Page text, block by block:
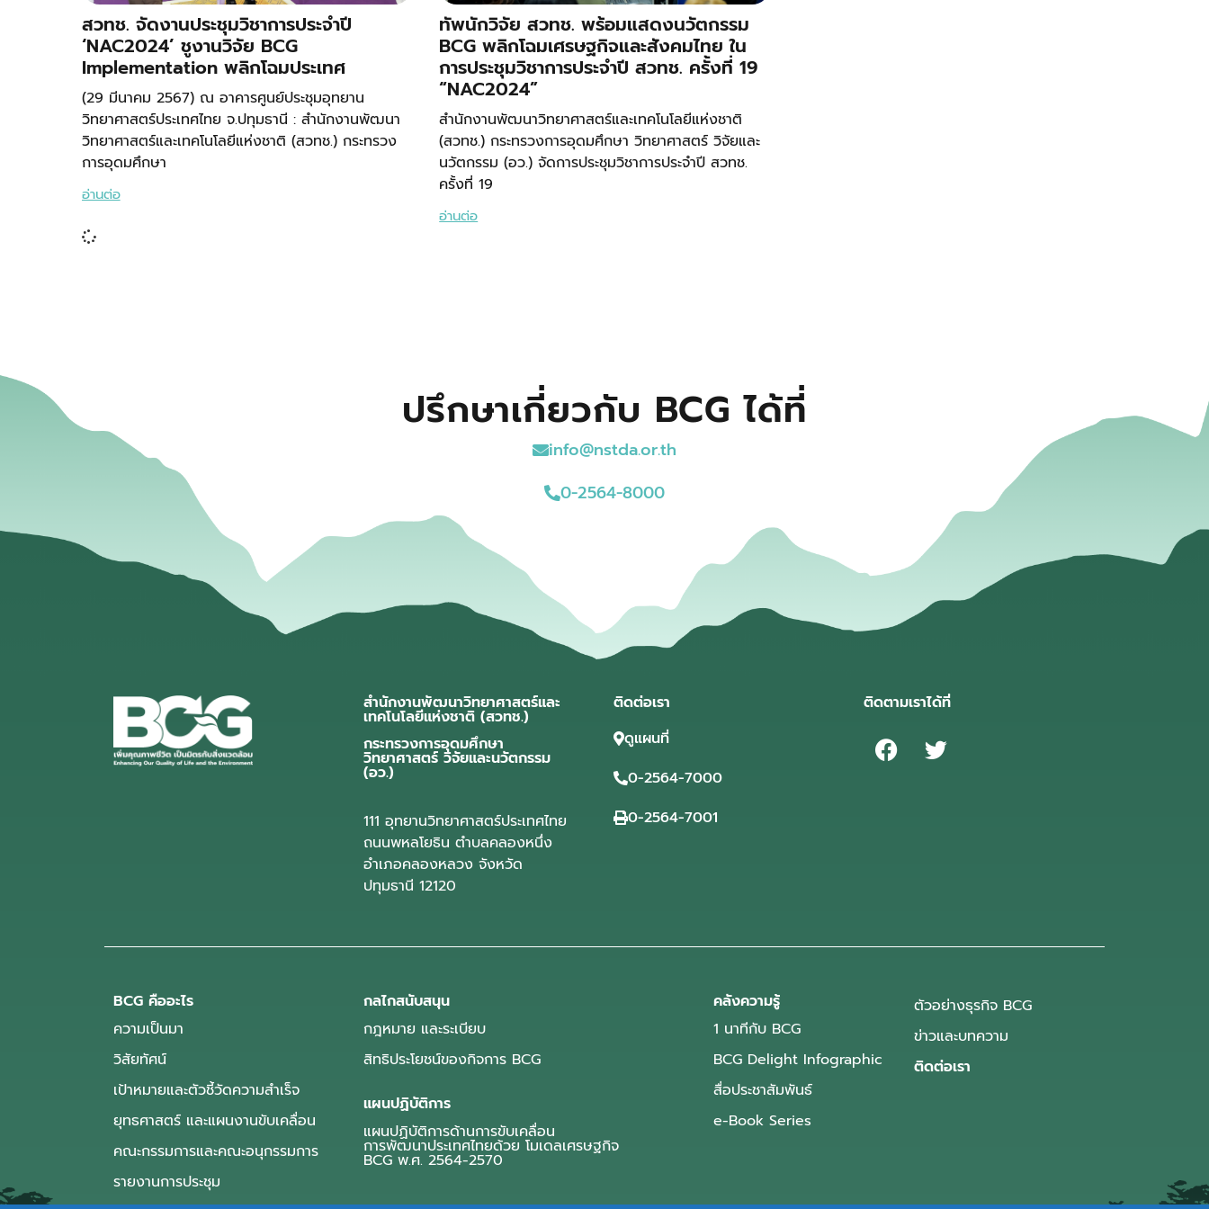
สวทช. จัดงานประชุมวิชาการประจำปี
‘NAC2024’ ชูงานวิจัย BCG
Implementation พลิกโฉมประเทศ
(29 มีนาคม 2567) ณ อาคารศูนย์ประชุมอุทยาน
วิทยาศาสตร์ประเทศไทย จ.ปทุมธานี : สำนักงานพัฒนา
วิทยาศาสตร์และเทคโนโลยีแห่งชาติ (สวทช.) กระทรวง
การอุดมศึกษา
อ่านต่อ
ทัพนักวิจัย สวทช. พร้อมแสดงนวัตกรรม
BCG พลิกโฉมเศรษฐกิจและสังคมไทย ใน
การประชุมวิชาการประจำปี สวทช. ครั้งที่ 19
“NAC2024”
สำนักงานพัฒนาวิทยาศาสตร์และเทคโนโลยีแห่งชาติ
(สวทช.) กระทรวงการอุดมศึกษา วิทยาศาสตร์ วิจัยและ
นวัตกรรม (อว.) จัดการประชุมวิชาการประจำปี สวทช.
ครั้งที่ 19
อ่านต่อ
ปรึกษาเกี่ยวกับ BCG ได้ที่
info@nstda.or.th
0-2564-8000
สำนักงานพัฒนาวิทยาศาสตร์และ
เทคโนโลยีแห่งชาติ (สวทช.)
กระทรวงการอุดมศึกษา
วิทยาศาสตร์ วิจัยและนวัตกรรม
(อว.)
111 อุทยานวิทยาศาสตร์ประเทศไทย
ถนนพหลโยธิน ตำบลคลองหนึ่ง
อำเภอคลองหลวง จังหวัด
ปทุมธานี 12120
ติดต่อเรา
ดูแผนที่
0-2564-7000
0-2564-7001
ติดตามเราได้ที่
BCG คืออะไร
ความเป็นมา
วิสัยทัศน์
เป้าหมายและตัวชี้วัดความสำเร็จ
ยุทธศาสตร์ และแผนงานขับเคลื่อน
คณะกรรมการและคณะอนุกรรมการ
รายงานการประชุม
กลไกสนับสนุน
กฎหมาย และระเบียบ
สิทธิประโยชน์ของกิจการ BCG
แผนปฏิบัติการ
แผนปฏิบัติการด้านการขับเคลื่อน
การพัฒนาประเทศไทยด้วย โมเดลเศรษฐกิจ
BCG พ.ศ. 2564-2570
คลังความรู้
1 นาทีกับ BCG
BCG Delight Infographic
สื่อประชาสัมพันธ์
e-Book Series
ตัวอย่างธุรกิจ BCG
ข่าวและบทความ
ติดต่อเรา